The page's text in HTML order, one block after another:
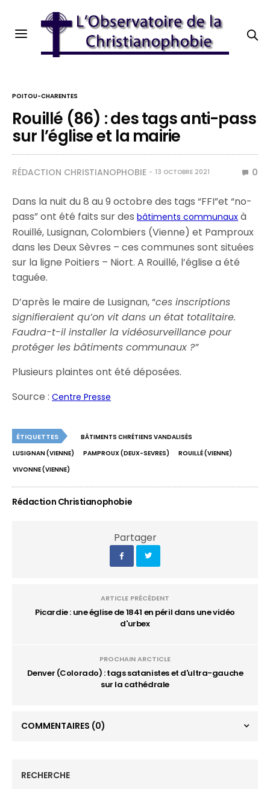
POITOU-CHARENTES
Rouillé (86) : des tags anti-pass
sur l’église et la mairie
RÉDACTION CHRISTIANOPHOBIE 13 OCTOBRE 2021 0
Dans la nuit du 8 au 9 octobre des tags “FFI”et “no-
pass” ont été faits sur desbâtiments communaux à
Rouillé, Lusignan, Colombiers (Vienne) et Pamproux
dans les Deux Sèvres – ces communes sont situées
sur la ligne Poitiers – Niort. A Rouillé, l’église a été
taguée.
D’après le maire de Lusignan, “ces inscriptions
signifieraient qu’on vit dans un état totalitaire.
Faudra-t-il installer la vidéosurveillance pour
protéger les bâtiments communaux ?”
Plusieurs plaintes ont été déposées.
Source :Centre Presse
ÉTIQUETTES
BÂTIMENTS CHRÉTIENS VANDALISÉS
LUSIGNAN (VIENNE)
PAMPROUX (DEUX-SEVRES)
ROUILLÉ (VIENNE)
VIVONNE (VIENNE)
Rédaction Christianophobie
Partager
ARTICLE PRÉCÉDENT
Picardie : une église de 1841 en péril dans une vidéo
d'urbex
PROCHAIN ARCTICLE
Denver (Colorado) : tags satanistes et d'ultra-gauche
sur la cathédrale
COMMENTAIRES (0)
RECHERCHE